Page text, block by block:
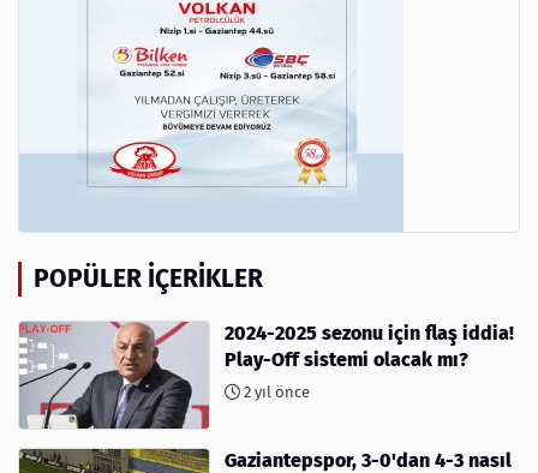
POPÜLER İÇERIKLER
2024-2025 sezonu için flaş iddia!
Play-Off sistemi olacak mı?
2 yıl önce
Gaziantepspor, 3-0'dan 4-3 nasıl